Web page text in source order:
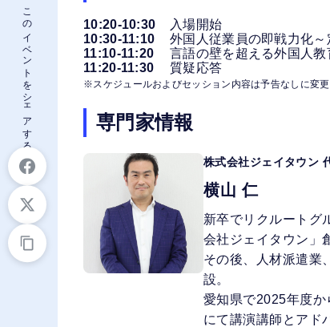
このイベントをシェアする 10:20-10:30
入場開始
10:30-11:10
外国人従業員の即戦力化
11:10-11:20
言語の壁を超える外国人教
11:20-11:30
質疑応答
※スケジュールおよびセッション内容は予告なしに変更
専門家情報
株式会社ジェイタウン
横山 仁
新卒でリクルートグ
会社ジェイタウン」
その後、人材派遣業
設。
愛知県で2025年度か
にて講演講師とアド